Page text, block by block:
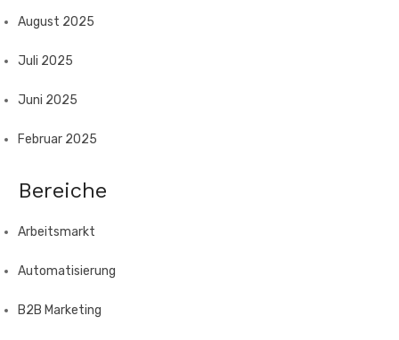
August 2025
Juli 2025
Juni 2025
Februar 2025
Bereiche
Arbeitsmarkt
Automatisierung
B2B Marketing